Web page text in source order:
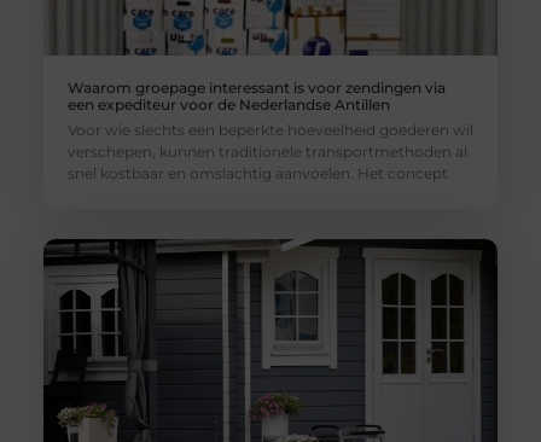
Waarom groepage interessant is voor zendingen via
een expediteur voor de Nederlandse Antillen
Voor wie slechts een beperkte hoeveelheid goederen wil
verschepen, kunnen traditionele transportmethoden al
snel kostbaar en omslachtig aanvoelen. Het concept